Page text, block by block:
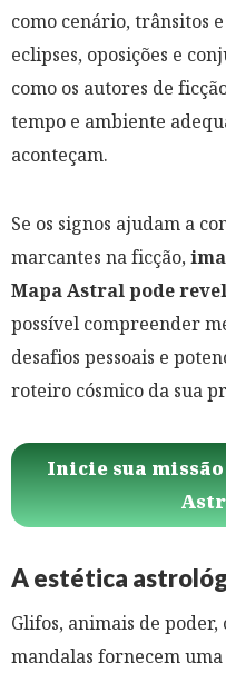
como cenário, trânsitos
eclipses, oposições e
como os autores de
tempo e ambiente
aconteçam.
Se os signos ajudam a
marcantes na ficção,
Mapa Astral pode
possível compreender
desafios pessoais e
roteiro cósmico da sua
Inicie sua missão
A estética
Glifos, animais de poder,
mandalas fornecem